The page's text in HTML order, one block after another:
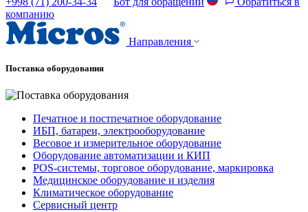
компанию
Направления
Поставка оборудования
Печатное и постпечатное оборудование
ИБП, батареи, электрооборудование
Весовое и измерительное оборудование
Оборудование автоматизации и КИП
POS-системы, торговое оборудование, маркировка
Медицинское оборудование и изделия
Климатическое оборудование
Сервисный центр